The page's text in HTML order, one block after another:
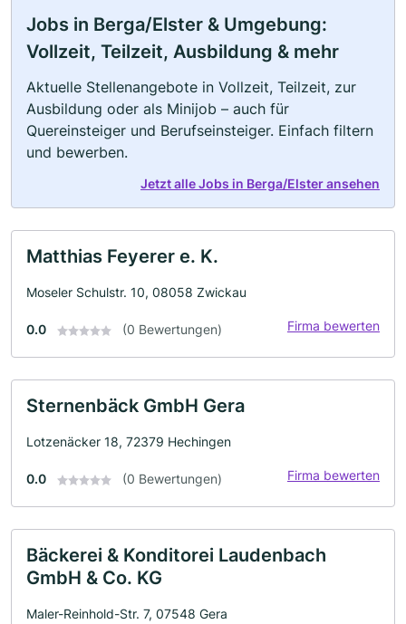
Jobs in Berga/Elster & Umgebung:
Vollzeit, Teilzeit, Ausbildung & mehr
Aktuelle Stellenangebote in Vollzeit, Teilzeit, zur
Ausbildung oder als Minijob – auch für
Quereinsteiger und Berufseinsteiger. Einfach filtern
und bewerben.
Jetzt alle Jobs in Berga/Elster ansehen
Matthias Feyerer e. K.
Moseler Schulstr. 10, 08058 Zwickau
0.0 (0 Bewertungen) Firma bewerten
Sternenbäck GmbH Gera
Lotzenäcker 18, 72379 Hechingen
0.0 (0 Bewertungen) Firma bewerten
Bäckerei & Konditorei Laudenbach
GmbH & Co. KG
Maler-Reinhold-Str. 7, 07548 Gera